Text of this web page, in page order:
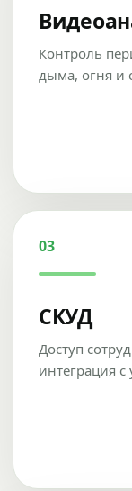
Контроль
дыма, огня и
03
СКУД
Доступ
интеграция